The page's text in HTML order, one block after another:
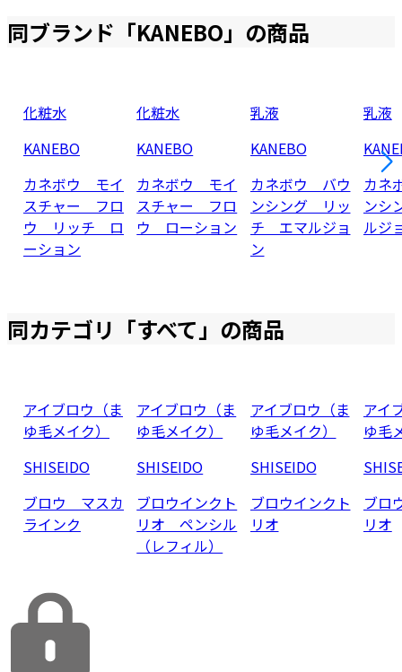
同ブランド「KANEBO」の商品
化粧水
KANEBO
カネボウ モイ
スチャー フロ
ウ リッチ ロ
ーション
化粧水
KANEBO
カネボウ モイ
スチャー フロ
ウ ローション
乳液
KANEBO
カネボウ バウ
ンシング リッ
チ エマルジョ
ン
乳液
カネ
ンシ
ルジ
同カテゴリ「すべて」の商品
アイブロウ（ま
ゆ毛メイク）
SHISEIDO
ブロウ マスカ
ラインク
アイブロウ（ま
ゆ毛メイク）
SHISEIDO
ブロウインクト
リオ ペンシル
（レフィル）
アイブロウ（ま
ゆ毛メイク）
SHISEIDO
ブロウインクト
リオ
アイ
ゆ毛
ブロ
リオ